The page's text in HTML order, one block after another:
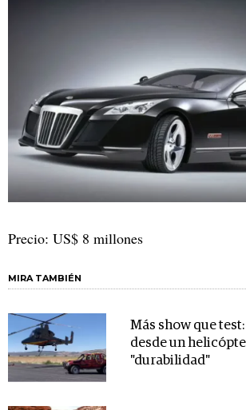
Precio: US$ 8 millones
MIRA TAMBIÉN
Más show que
desde un
"durabilidad"